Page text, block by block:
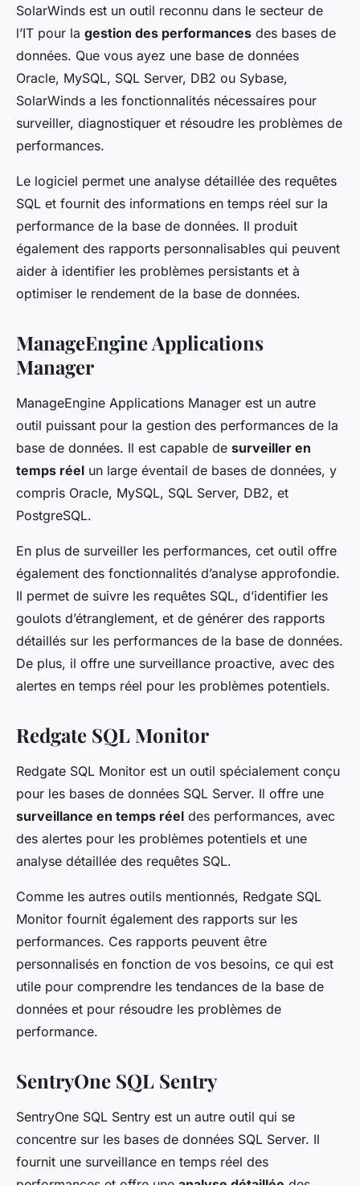
SolarWinds est un outil reconnu dans le secteur de
l’IT pour la gestion des performances des bases de
données. Que vous ayez une base de données
Oracle, MySQL, SQL Server, DB2 ou Sybase,
SolarWinds a les fonctionnalités nécessaires pour
surveiller, diagnostiquer et résoudre les problèmes de
performances.
Le logiciel permet une analyse détaillée des requêtes
SQL et fournit des informations en temps réel sur la
performance de la base de données. Il produit
également des rapports personnalisables qui peuvent
aider à identifier les problèmes persistants et à
optimiser le rendement de la base de données.
ManageEngine Applications
Manager
ManageEngine Applications Manager est un autre
outil puissant pour la gestion des performances de la
base de données. Il est capable de surveiller en
temps réel un large éventail de bases de données, y
compris Oracle, MySQL, SQL Server, DB2, et
PostgreSQL.
En plus de surveiller les performances, cet outil offre
également des fonctionnalités d’analyse approfondie.
Il permet de suivre les requêtes SQL, d’identifier les
goulots d’étranglement, et de générer des rapports
détaillés sur les performances de la base de données.
De plus, il offre une surveillance proactive, avec des
alertes en temps réel pour les problèmes potentiels.
Redgate SQL Monitor
Redgate SQL Monitor est un outil spécialement conçu
pour les bases de données SQL Server. Il offre une
surveillance en temps réel des performances, avec
des alertes pour les problèmes potentiels et une
analyse détaillée des requêtes SQL.
Comme les autres outils mentionnés, Redgate SQL
Monitor fournit également des rapports sur les
performances. Ces rapports peuvent être
personnalisés en fonction de vos besoins, ce qui est
utile pour comprendre les tendances de la base de
données et pour résoudre les problèmes de
performance.
SentryOne SQL Sentry
SentryOne SQL Sentry est un autre outil qui se
concentre sur les bases de données SQL Server. Il
fournit une surveillance en temps réel des